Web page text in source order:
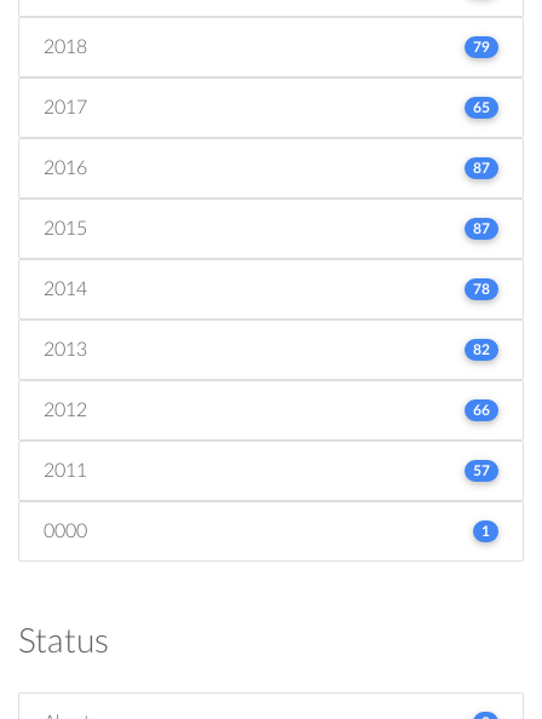
2018 79
2017 65
2016 87
2015 87
2014 78
2013 82
2012 66
2011 57
0000 1
Status